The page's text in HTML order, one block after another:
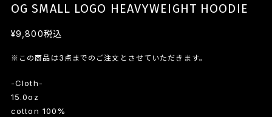
OG SMALL LOGO HEAVYWEIGHT HOODIE
¥9,800税込
※この商品は3点までのご注文とさせていただきます。
-Cloth-
15.0oz
cotton 100%